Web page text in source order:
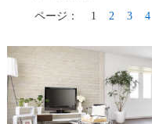
ページ：
1 2 3 4